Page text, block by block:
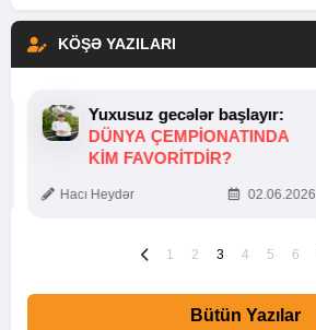
KÖŞƏ YAZILARI
Yuxusuz gecələr başlayır:
DÜNYA ÇEMPIONATINDA
KIM FAVORITDIR?
Hacı Heydər 02.06.2026
1 2 3 4 5 6
Bütün Yazılar